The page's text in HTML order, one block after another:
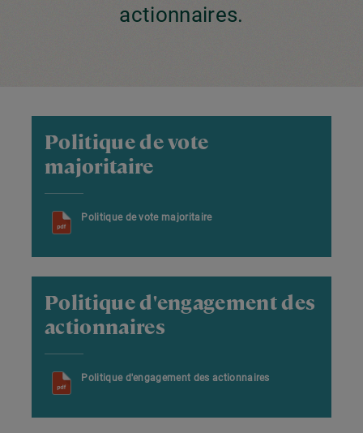
actionnaires.
Politique de vote
majoritaire
Politique de vote majoritaire
Politique d'engagement des
actionnaires
Politique d'engagement des actionnaires